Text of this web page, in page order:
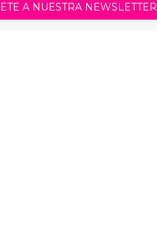
A NUESTRA NEWSLETTER